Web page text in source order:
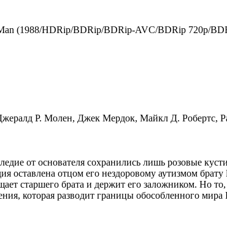
Р. Молен, Джек Мердок, Майкл Д. Робертс,
от основателя сохранились лишь розовые
оставлена отцом его нездоровому аутизмом
старшего брата и держит его заложником. Но
которая разводит границы обособленного мира